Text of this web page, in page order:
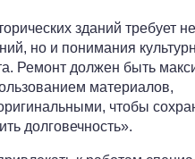
зданий требует
но и понимания
Ремонт должен быть
материалов,
чтобы
долговечность».